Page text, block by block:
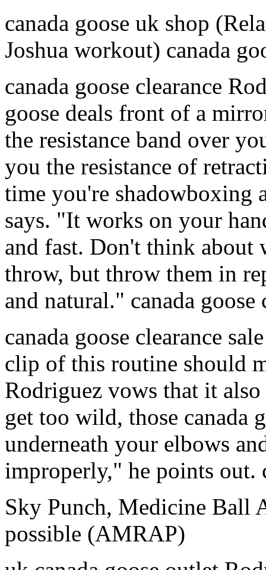
canada goose uk shop
Joshua workout) canada
canada goose clearance
goose deals front of a
the resistance band over
you the resistance of
time you're shadowboxing
says. "It works on your
and fast. Don't think about
throw, but throw them in
and natural." canada goose
canada goose clearance
clip of this routine should
Rodriguez vows that it
get too wild, those canada
underneath your elbows
improperly," he points out.
Sky Punch, Medicine Ball
possible (AMRAP)